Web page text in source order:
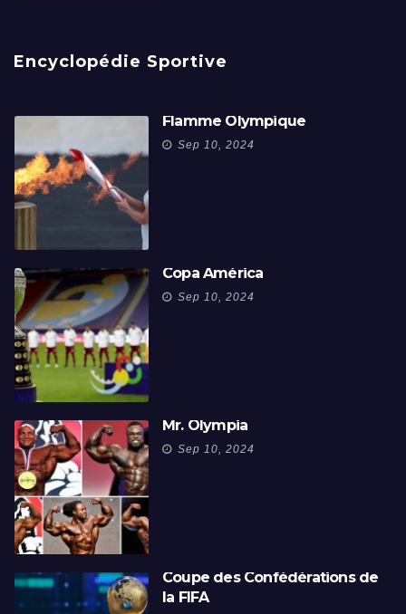
Encyclopédie Sportive
Flamme Olympique
Sep 10, 2024
Copa América
Sep 10, 2024
Mr. Olympia
Sep 10, 2024
Coupe des Confédérations de
la FIFA